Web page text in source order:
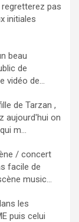
pas
initiales
beau
de
vidéo de...
de Tarzan ,
aujourd'hui on
m...
/ concert
facile de
music...
les
puis celui